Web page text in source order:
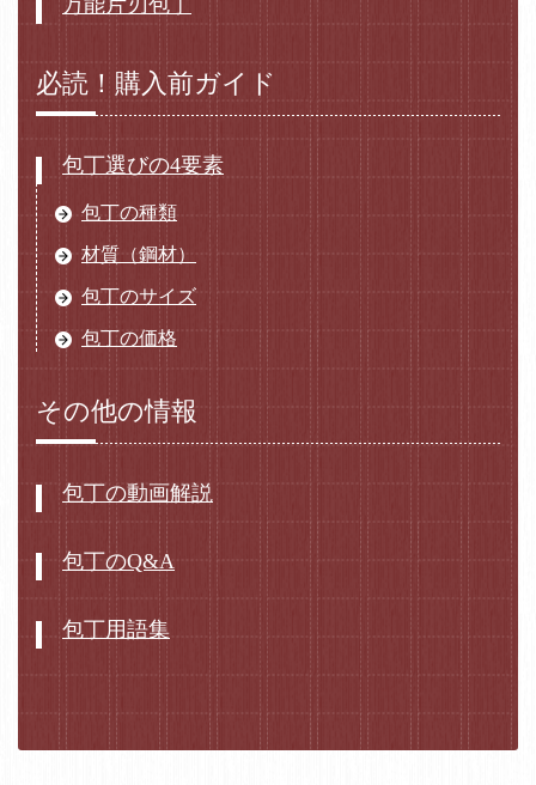
万能片刃包丁
必読！購入前ガイド
包丁選びの4要素
包丁の種類
材質（鋼材）
包丁のサイズ
包丁の価格
その他の情報
包丁の動画解説
包丁のQ&A
包丁用語集